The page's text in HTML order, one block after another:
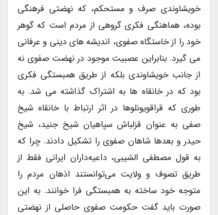
خویشاوندی صرف و مستحکم، که نهضتی فرهنگی
بوده، هماهنگی فکری گروهی از مردم است که گوهر
خود را از خاستگاه صفوی، اندیشه های دینی و عرفانی
می گیرد. بنابراین عصبیت موجود در نهضت صفوی نه
از جانب خویشاوندی بلکه از طریق همبستگی فکری
بود که در خانقاه ها به اشتراک گذاشته می شد. به
طوری که قراقویونلوها در اثر ارتباط با خانقاه شیخ
صفی به عنوان قزلباش سپاهیان شیخ جنید، شیخ
حیدر و بعدها شاهان صفوی را تشکیل دادند. چرا که
به قول مصطفی الشیبی، داعیه‌داران ایرانی فقط از
طریق تصوف و ولایت می‌توانستند اذهان مردم را
متوجه خود ساخته به همبستگی فرا خوانند. به این
صورت باید گفت حکومت صفوی حاصلی از نهضتی